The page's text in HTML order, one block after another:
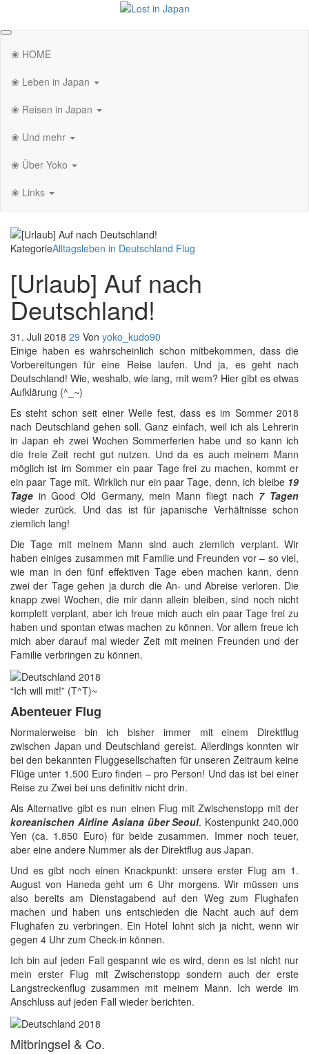
springen
❀ HOME
❀ Leben in Japan
❀ Reisen in Japan
❀ Und mehr
❀ Über Yoko
❀ Links
KategorieAlltagsleben in Deutschland Flug
[Urlaub] Auf nach
Deutschland!
31. Juli 2018 29 Von yoko_kudo90
Einige haben es wahrscheinlich schon mitbekommen, dass die
Vorbereitungen für eine Reise laufen. Und ja, es geht nach
Deutschland! Wie, weshalb, wie lang, mit wem? Hier gibt es etwas
Aufklärung (^_~)
Es steht schon seit einer Weile fest, dass es im Sommer 2018
nach Deutschland gehen soll. Ganz einfach, weil ich als Lehrerin
in Japan eh zwei Wochen Sommerferien habe und so kann ich
die freie Zeit recht gut nutzen. Und da es auch meinem Mann
möglich ist im Sommer ein paar Tage frei zu machen, kommt er
ein paar Tage mit. Wirklich nur ein paar Tage, denn, ich bleibe 19
Tage in Good Old Germany, mein Mann fliegt nach 7 Tagen
wieder zurück. Und das ist für japanische Verhältnisse schon
ziemlich lang!
Die Tage mit meinem Mann sind auch ziemlich verplant. Wir
haben einiges zusammen mit Familie und Freunden vor – so viel,
wie man in den fünf effektiven Tage eben machen kann, denn
zwei der Tage gehen ja durch die An- und Abreise verloren. Die
knapp zwei Wochen, die mir dann allein bleiben, sind noch nicht
komplett verplant, aber ich freue mich auch ein paar Tage frei zu
haben und spontan etwas machen zu können. Vor allem freue ich
mich aber darauf mal wieder Zeit mit meinen Freunden und der
Familie verbringen zu können.
“Ich will mit!” (T^T)~
Abenteuer Flug
Normalerweise bin ich bisher immer mit einem Direktflug
zwischen Japan und Deutschland gereist. Allerdings konnten wir
bei den bekannten Fluggesellschaften für unseren Zeitraum keine
Flüge unter 1.500 Euro finden – pro Person! Und das ist bei einer
Reise zu Zwei bei uns definitiv nicht drin.
Als Alternative gibt es nun einen Flug mit Zwischenstopp mit der
koreanischen Airline Asiana über Seoul. Kostenpunkt 240,000
Yen (ca. 1.850 Euro) für beide zusammen. Immer noch teuer,
aber eine andere Nummer als der Direktflug aus Japan.
Und es gibt noch einen Knackpunkt: unsere erster Flug am 1.
August von Haneda geht um 6 Uhr morgens. Wir müssen uns
also bereits am Dienstagabend auf den Weg zum Flughafen
machen und haben uns entschieden die Nacht auch auf dem
Flughafen zu verbringen. Ein Hotel lohnt sich ja nicht, wenn wir
gegen 4 Uhr zum Check-in können.
Ich bin auf jeden Fall gespannt wie es wird, denn es ist nicht nur
mein erster Flug mit Zwischenstopp sondern auch der erste
Langstreckenflug zusammen mit meinem Mann. Ich werde im
Anschluss auf jeden Fall wieder berichten.
Mitbringsel & Co.